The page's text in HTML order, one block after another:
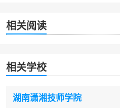
相关阅读
相关学校
湖南潇湘技师学院